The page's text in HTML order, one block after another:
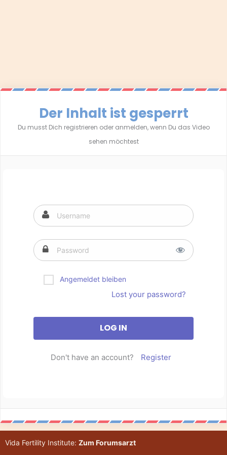
Vida Fertility Institute: Zum Forumsarzt
Der Inhalt ist gesperrt
Du musst Dich registrieren oder anmelden, wenn Du das Video
sehen möchtest
Angemeldet bleiben
Lost your password?
Don't have an account? Register